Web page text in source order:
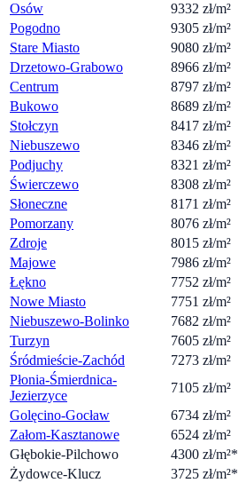
Osów
9332 zł/m²
Pogodno
9305 zł/m²
Stare Miasto
9080 zł/m²
Drzetowo-Grabowo
8966 zł/m²
Centrum
8797 zł/m²
Bukowo
8689 zł/m²
Stołczyn
8417 zł/m²
Niebuszewo
8346 zł/m²
Podjuchy
8321 zł/m²
Świerczewo
8308 zł/m²
Słoneczne
8171 zł/m²
Pomorzany
8076 zł/m²
Zdroje
8015 zł/m²
Majowe
7986 zł/m²
Łękno
7752 zł/m²
Nowe Miasto
7751 zł/m²
Niebuszewo-Bolinko
7682 zł/m²
Turzyn
7605 zł/m²
Śródmieście-Zachód
7273 zł/m²
Płonia-Śmierdnica-
Jezierzyce
7105 zł/m²
Golęcino-Gocław
6734 zł/m²
Załom-Kasztanowe
6524 zł/m²
Głębokie-Pilchowo
4300 zł/m²*
Żydowce-Klucz
3725 zł/m²*